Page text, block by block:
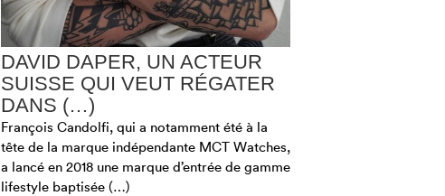
DAVID DAPER, UN ACTEUR
SUISSE QUI VEUT RÉGATER
DANS (…)
François Candolfi, qui a notamment été à la
tête de la marque indépendante MCT Watches,
a lancé en 2018 une marque d’entrée de gamme
lifestyle baptisée (…)